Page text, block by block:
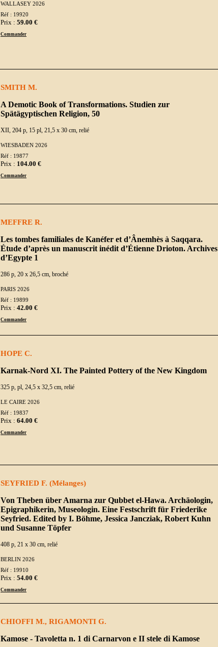
WALLASEY 2026
Réf : 19920
Prix : 59.00 €
Commander
SMITH M.
A Demotic Book of Transformations. Studien zur
Spätägyptischen Religion, 50
XII, 204 p, 15 pl, 21,5 x 30 cm, relié
WIESBADEN 2026
Réf : 19877
Prix : 104.00 €
Commander
MEFFRE R.
Les tombes familiales de Kanéfer et d’Ânemhès à Saqqara.
Étude d’après un manuscrit inédit d’Étienne Drioton. Archives
d’Egypte 1
286 p, 20 x 26,5 cm, broché
PARIS 2026
Réf : 19899
Prix : 42.00 €
Commander
HOPE C.
Karnak-Nord XI. The Painted Pottery of the New Kingdom
325 p, pl, 24,5 x 32,5 cm, relié
LE CAIRE 2026
Réf : 19837
Prix : 64.00 €
Commander
SEYFRIED F. (Mélanges)
Von Theben über Amarna zur Qubbet el-Hawa. Archäologin,
Epigraphikerin, Museologin. Eine Festschrift für Friederike
Seyfried. Edited by I. Böhme, Jessica Jancziak, Robert Kuhn
und Susanne Töpfer
408 p, 21 x 30 cm, relié
BERLIN 2026
Réf : 19910
Prix : 54.00 €
Commander
CHIOFFI M., RIGAMONTI G.
Kamose - Tavoletta n. 1 di Carnarvon e II stele di Kamose